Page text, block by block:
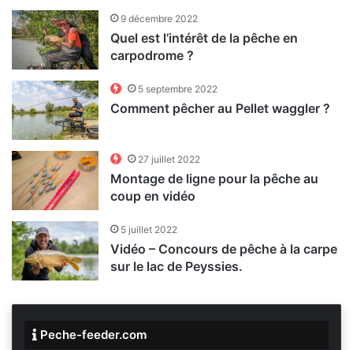
9 décembre 2022
Quel est l’intérêt de la pêche en
carpodrome ?
5 septembre 2022
Comment pêcher au Pellet waggler ?
27 juillet 2022
Montage de ligne pour la pêche au
coup en vidéo
5 juillet 2022
Vidéo – Concours de pêche à la carpe
sur le lac de Peyssies.
Peche-feeder.com